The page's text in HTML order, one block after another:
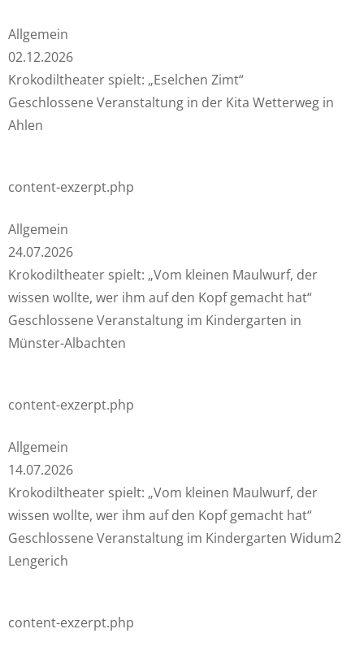
Allgemein
02.12.2026
Krokodiltheater spielt: „Eselchen Zimt“
Geschlossene Veranstaltung in der Kita Wetterweg in
Ahlen
content-exzerpt.php
Allgemein
24.07.2026
Krokodiltheater spielt: „Vom kleinen Maulwurf, der
wissen wollte, wer ihm auf den Kopf gemacht hat“
Geschlossene Veranstaltung im Kindergarten in
Münster-Albachten
content-exzerpt.php
Allgemein
14.07.2026
Krokodiltheater spielt: „Vom kleinen Maulwurf, der
wissen wollte, wer ihm auf den Kopf gemacht hat“
Geschlossene Veranstaltung im Kindergarten Widum2 in
Lengerich
content-exzerpt.php